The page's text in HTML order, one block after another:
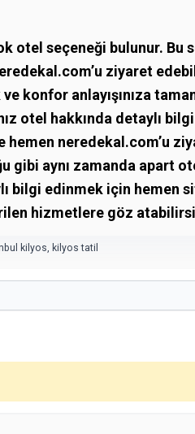
otel seçeneği bulunur. Bu
ziyaret
konfor anlayışınıza
otel hakkında detaylı
hemen neredekal.com’u
gibi aynı zamanda apart
bilgi edinmek için hemen
hizmetlere göz
kilyos, kilyos tatil